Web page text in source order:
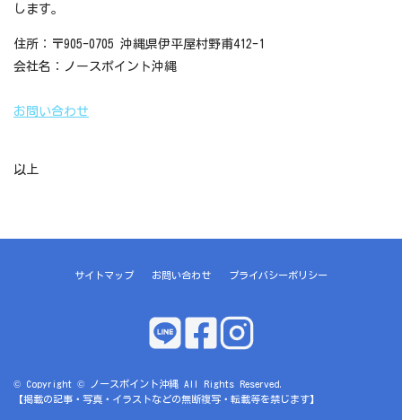
します。
住所：〒905-0705 沖縄県伊平屋村野甫412-1
会社名：ノースポイント沖縄
お問い合わせ
以上
サイトマップ お問い合わせ プライバシーポリシー
© Copyright © ノースポイント沖縄 All Rights Reserved.
【掲載の記事・写真・イラストなどの無断複写・転載等を禁じます】